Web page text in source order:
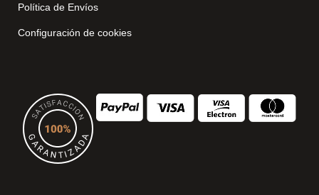
Política de Envíos
Configuración de cookies